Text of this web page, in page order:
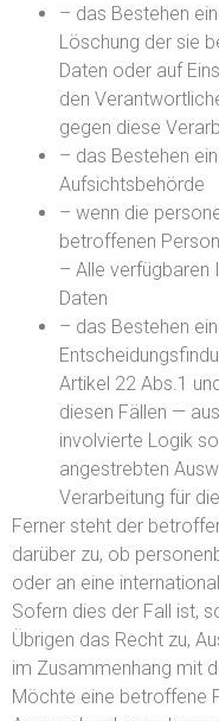
– das Bestehen
Löschung der sie
Daten oder auf
den
gegen diese
– das Bestehen
Aufsichtsbehörde
– wenn die
betroffenen
– Alle verfügbaren
Daten
– das Bestehen
Artikel 22 Abs.1
diesen Fällen —
involvierte Logik
angestrebten
Verarbeitung für
Ferner steht der
darüber zu, ob
oder an eine
Sofern dies der Fall ist,
Übrigen das Recht zu,
im Zusammenhang mit
Möchte eine betroffene